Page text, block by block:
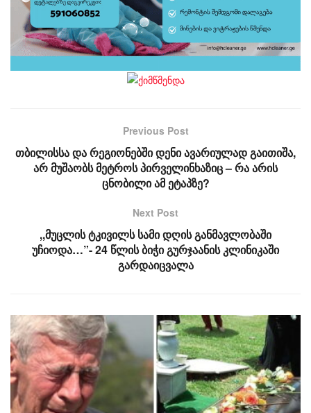
Previous Post
თბილისსა და რეგიონებში დენი ავარიულად გაითიშა,
არ მუშაობს მეტროს პირველინხაზიც – რა არის
ცნობილი ამ ეტაპზე?
Next Post
,,მუცლის ტკივილს სამი დღის განმავლობაში
უჩიოდა…”- 24 წლის ბიჭი გურჯაანის კლინიკაში
გარდაიცვალა